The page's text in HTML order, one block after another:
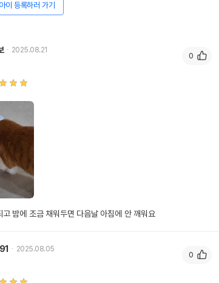
이 등록하러 가기
2025.08.21
고 밤에 조금 채워두면 다음날 아침에 안 깨워요
0
2025.08.05
0